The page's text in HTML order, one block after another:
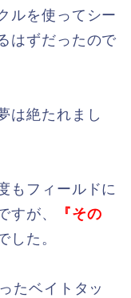
ルを使ってシー
はずだったので
は絶たれまし
もフィールドに
すが、
『その
した。
たベイトタッ